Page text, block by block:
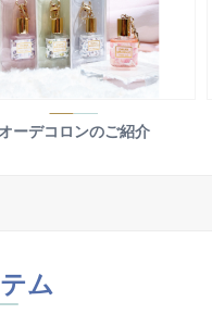
オーデコロンのご紹介
ム